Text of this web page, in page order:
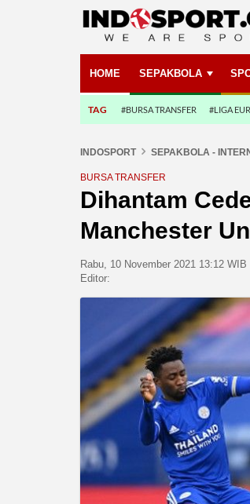
HOME SEPAKBOLA
TAG #BURSA TRANSFER #LIGA
INDOSPORT SEPAKBOLA -
BURSA TRANSFER
Dihantam
Manchester
Rabu, 10 November 2021 13:12 WIB
Editor: